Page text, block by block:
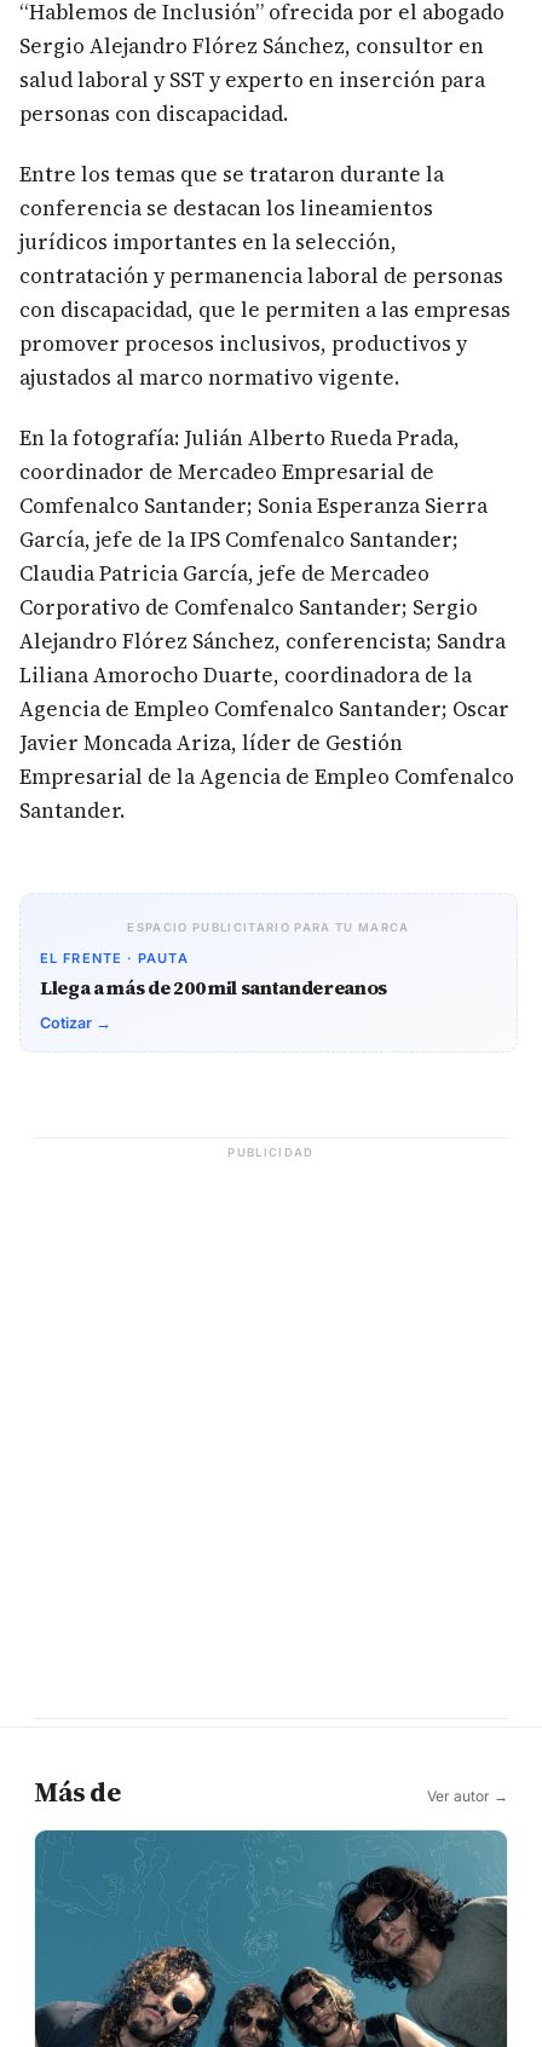
“Hablemos de Inclusión” ofrecida por el abogado
Sergio Alejandro Flórez Sánchez, consultor en
salud laboral y SST y experto en inserción para
personas con discapacidad.
Entre los temas que se trataron durante la
conferencia se destacan los lineamientos
jurídicos importantes en la selección,
contratación y permanencia laboral de personas
con discapacidad, que le permiten a las empresas
promover procesos inclusivos, productivos y
ajustados al marco normativo vigente.
En la fotografía: Julián Alberto Rueda Prada,
coordinador de Mercadeo Empresarial de
Comfenalco Santander; Sonia Esperanza Sierra
García, jefe de la IPS Comfenalco Santander;
Claudia Patricia García, jefe de Mercadeo
Corporativo de Comfenalco Santander; Sergio
Alejandro Flórez Sánchez, conferencista; Sandra
Liliana Amorocho Duarte, coordinadora de la
Agencia de Empleo Comfenalco Santander; Oscar
Javier Moncada Ariza, líder de Gestión
Empresarial de la Agencia de Empleo Comfenalco
Santander.
ESPACIO PUBLICITARIO PARA TU MARCA
EL FRENTE · PAUTA
Llega a más de 200 mil santandereanos
Cotizar →
PUBLICIDAD
Más de Ver autor →